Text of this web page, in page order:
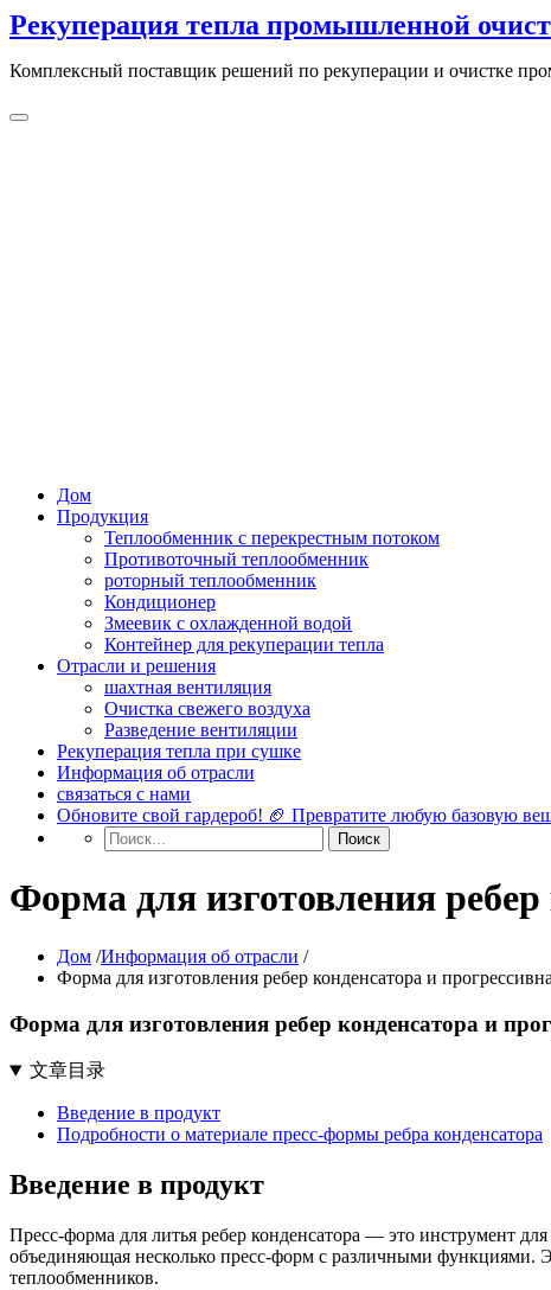
перейти
к
содержанию
Рекуперация тепла промышленной
Комплексный поставщик решений по рекуперации и очистке
Дом
Продукция
Теплообменник с перекрестным потоком
Противоточный теплообменник
роторный теплообменник
Кондиционер
Змеевик с охлажденной водой
Контейнер для рекуперации тепла
Отрасли и решения
шахтная вентиляция
Очистка свежего воздуха
Разведение вентиляции
Рекуперация тепла при сушке
Информация об отрасли
связаться с нами
Обновите свой гардероб! 🏈 Превратите любую базовую
Форма для изготовления
Дом /Информация об отрасли /
Форма для изготовления ребер конденсатора и
Форма для изготовления ребер конденсатора и
文章目录
Введение в продукт
Подробности о материале пресс-формы ребра конденсатора
Введение в продукт
Пресс-форма для литья ребер конденсатора — это инструмент
объединяющая несколько пресс-форм с различными функциями.
теплообменников.